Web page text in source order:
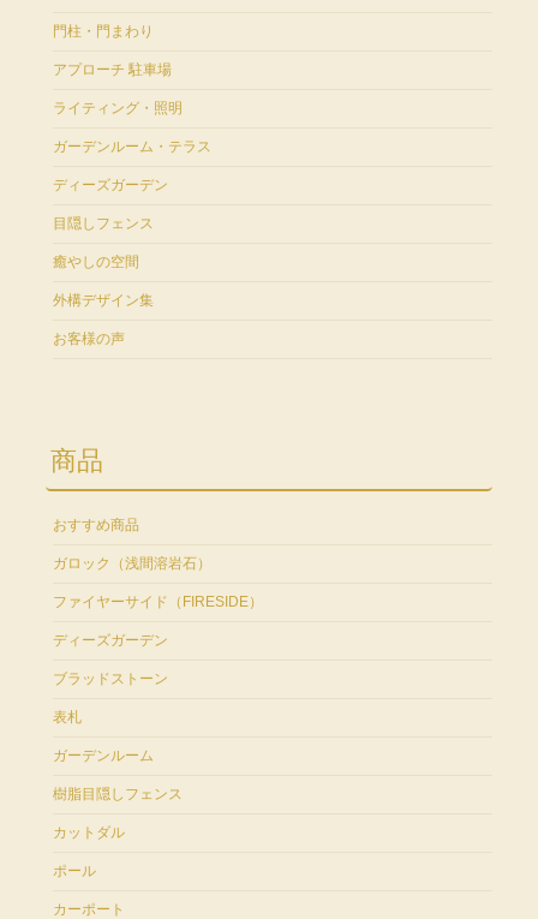
門柱・門まわり
アプローチ 駐車場
ライティング・照明
ガーデンルーム・テラス
ディーズガーデン
目隠しフェンス
癒やしの空間
外構デザイン集
お客様の声
商品
おすすめ商品
ガロック（浅間溶岩石）
ファイヤーサイド（FIRESIDE）
ディーズガーデン
ブラッドストーン
表札
ガーデンルーム
樹脂目隠しフェンス
カットダル
ポール
カーポート